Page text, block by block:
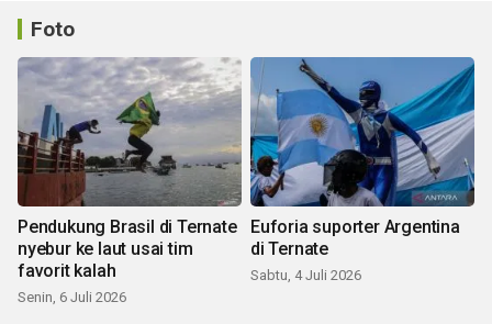
Foto
Pendukung Brasil di Ternate
nyebur ke laut usai tim
favorit kalah
Senin, 6 Juli 2026
Euforia suporter Argentina
di Ternate
Sabtu, 4 Juli 2026